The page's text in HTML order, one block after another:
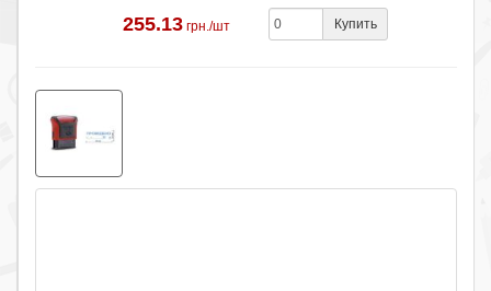
255.13 грн./шт Купить